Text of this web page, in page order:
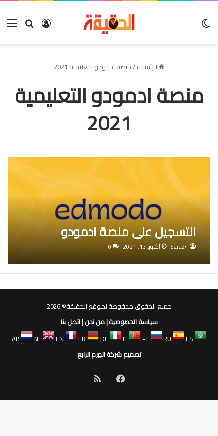
بحث عنتسجيل
الرئيسية/منصة ادمودو التعليمية 2021
منصة ادمودو التعليمية
2021
التسجيل على منصة ادمودو
Sara24 أكتوبر 13, 2021 0
جميع الحقوق محفوظة لموقع الحقيقة© 2026
سياسة الخصوصية|من نحن|اتصل بنا
AR
NL EN FR DE IT PT RU
ES
تصميم شركة الهرم الرابع
فيسبوك
الموقع